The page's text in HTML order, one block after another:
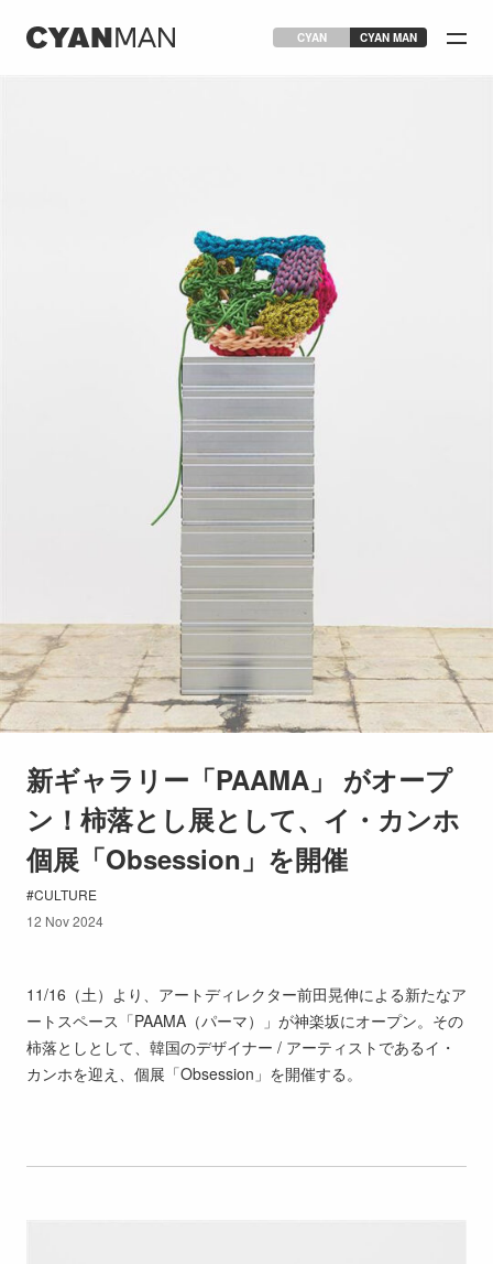
CYAN CYAN MAN
新ギャラリー「PAAMA」 がオープ
ン！柿落とし展として、イ・カンホ
個展「Obsession」を開催
CULTURE
12 Nov 2024
11/16（土）より、アートディレクター前田晃伸による新たなア
ートスペース「PAAMA（パーマ）」が神楽坂にオープン。その
柿落としとして、韓国のデザイナー / アーティストであるイ・
カンホを迎え、個展「Obsession」を開催する。